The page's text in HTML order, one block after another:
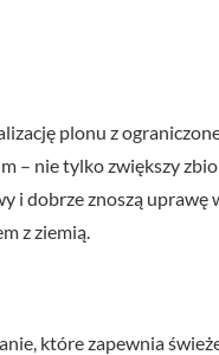
plonu z
– nie tylko zwiększy
i dobrze znoszą uprawę
z ziemią.
które zapewnia świeże